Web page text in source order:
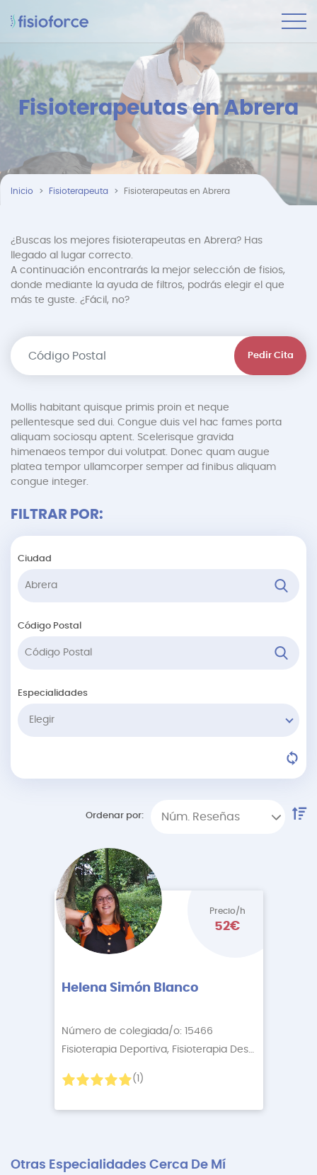
Fisioterapeutas en Abrera
Inicio Fisioterapeuta Fisioterapeutas en Abrera
¿Buscas los mejores fisioterapeutas en Abrera? Has
llegado al lugar correcto.
A continuación encontrarás la mejor selección de fisios,
donde mediante la ayuda de filtros, podrás elegir el que
más te guste. ¿Fácil, no?
Pedir Cita
Mollis habitant quisque primis proin et neque
pellentesque sed dui. Congue duis vel hac fames porta
aliquam sociosqu aptent. Scelerisque gravida
himenaeos tempor dui volutpat. Donec quam augue
platea tempor ullamcorper semper ad finibus aliquam
congue integer.
FILTRAR POR:
Ciudad
Código Postal
Especialidades
Elegir
Ordenar por: Núm. Reseñas
Precio/h
52€
Helena Simón Blanco
Número de colegiada/o: 15466
Fisioterapia Deportiva, Fisioterapia Descontractur
(1)
Otras Especialidades Cerca De Mí